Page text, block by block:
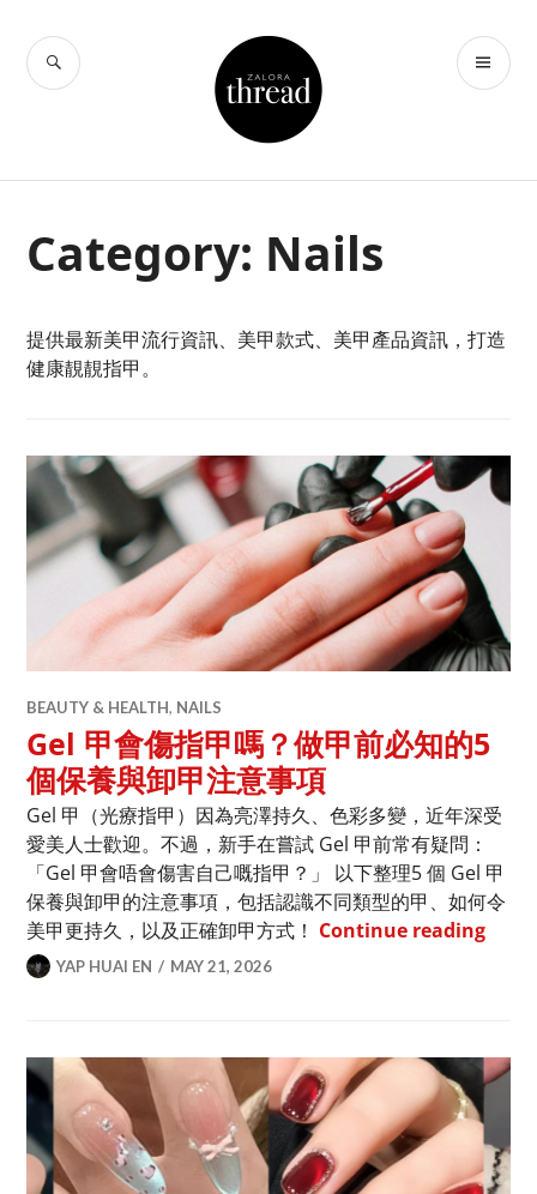
content
THREAD by
ZALORA Hong
Kong
SEARCH
Category: Nails
提供最新美甲流行資訊、美甲款式、美甲產品資訊，打造
健康靚靚指甲。
BEAUTY & HEALTH, NAILS
Gel 甲會傷指甲嗎？做甲前必知的5
個保養與卸甲注意事項
Gel 甲（光療指甲）因為亮澤持久、色彩多變，近年深受
愛美人士歡迎。不過，新手在嘗試 Gel 甲前常有疑問：
「Gel 甲會唔會傷害自己嘅指甲？」 以下整理5 個 Gel 甲
保養與卸甲的注意事項，包括認識不同類型的甲、如何令
美甲更持久，以及正確卸甲方式！ Continue readingGel
YAP HUAI EN MAY 21, 2026